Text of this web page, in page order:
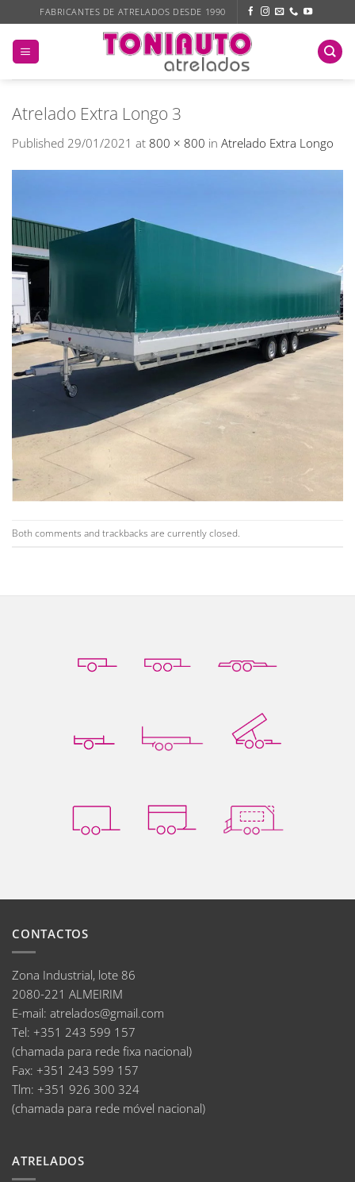
to
content
FABRICANTES DE ATRELADOS DESDE 1990
Atrelado Extra Longo 3
Published 29/01/2021 at 800 × 800 in Atrelado Extra Longo
Both comments and trackbacks are currently closed.
CONTACTOS
Zona Industrial, lote 86
2080-221 ALMEIRIM
E-mail: atrelados@gmail.com
Tel: +351 243 599 157
(chamada para rede fixa nacional)
Fax: +351 243 599 157
Tlm: +351 926 300 324
(chamada para rede móvel nacional)
ATRELADOS